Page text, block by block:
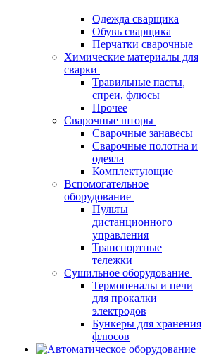
Одежда сварщика
Обувь сварщика
Перчатки сварочные
Химические материалы для
сварки
Травильные пасты,
спреи, флюсы
Прочее
Сварочные шторы
Сварочные занавесы
Сварочные полотна и
одеяла
Комплектующие
Вспомогательное
оборудование
Пульты
дистанционного
управления
Транспортные
тележки
Сушильное оборудование
Термопеналы и печи
для прокалки
электродов
Бункеры для хранения
флюсов